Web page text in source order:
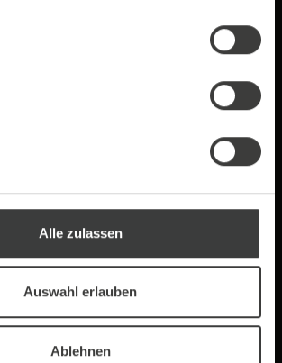
Alle zulassen
Auswahl erlauben
Ablehnen
wird alle 120 Minuten
– Keime werden sicher abgetötet
Zusatzstoffe